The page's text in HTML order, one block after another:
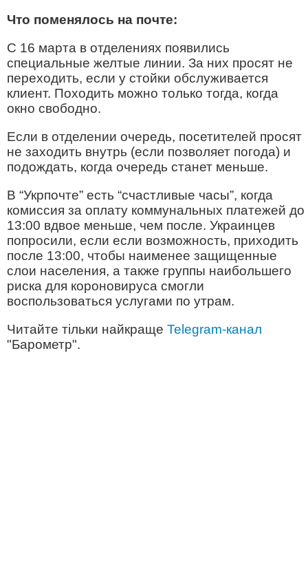
Что поменялось на почте:
С 16 марта в отделениях появились
специальные желтые линии. За них просят не
переходить, если у стойки обслуживается
клиент. Походить можно только тогда, когда
окно свободно.
Если в отделении очередь, посетителей просят
не заходить внутрь (если позволяет погода) и
подождать, когда очередь станет меньше.
В “Укрпочте” есть “счастливые часы”, когда
комиссия за оплату коммунальных платежей до
13:00 вдвое меньше, чем после. Украинцев
попросили, если если возможность, приходить
после 13:00, чтобы наименее защищенные
слои населения, а также группы наибольшего
риска для короновируса смогли
воспользоваться услугами по утрам.
Читайте тільки найкраще Telegram-канал
"Барометр".